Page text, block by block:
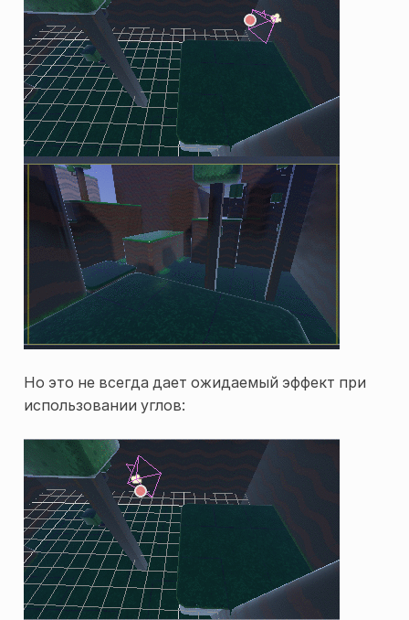
Но это не всегда дает ожидаемый эффект при
использовании углов: